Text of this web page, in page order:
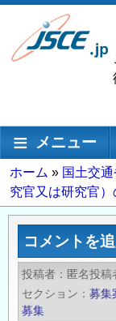
メ
ン
移
動
メインナビゲー
メニュー
パ
ン
く
ホーム
国土交
究官又は研究官
コメントを
投稿者 匿名投稿
セクション
募集
募集